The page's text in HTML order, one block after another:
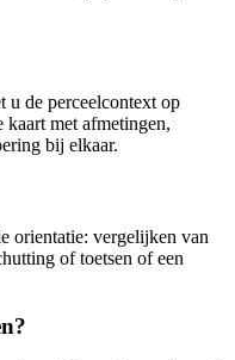
u de perceelcontext op
kaart met afmetingen,
bij elkaar.
orientatie: vergelijken van
of toetsen of een